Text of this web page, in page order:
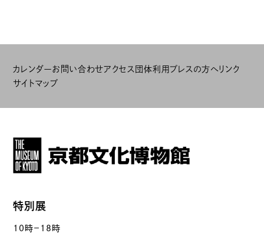
カレンダーお問い合わせアクセス 団体利用 プレスの方へリンク
サイトマップ
特別展
10時－18時